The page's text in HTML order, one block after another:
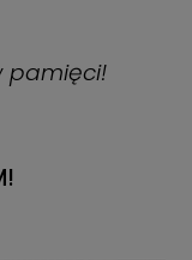
pamięci!